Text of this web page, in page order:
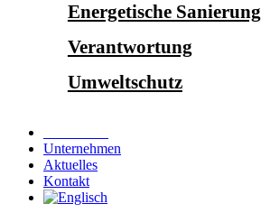
Energetische Sanierung
Verantwortung
Umweltschutz
Unternehmen
Aktuelles
Kontakt